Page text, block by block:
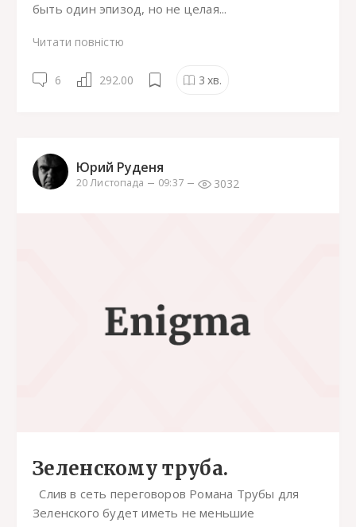
быть один эпизод, но не целая...
Читати повністю
6 292.00 3 хв.
Юрий Руденя
20 Листопада 09:37 3032
Зеленскому труба.
Слив в сеть переговоров Романа Трубы для
Зеленского будет иметь не меньшие